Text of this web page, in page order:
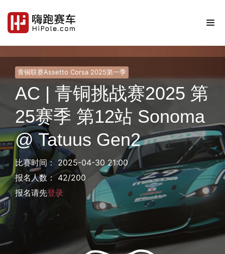
青铜联赛Assetto Corsa 2025第一季
AC | 青铜挑战赛2025 第
25赛季 第12站 Sonoma
@ Tatuus Gen2
比赛时间： 2025-04-30 21:00
报名人数： 42/200
报名请先登录